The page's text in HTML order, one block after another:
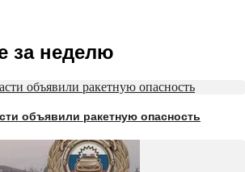
за неделю
объявили ракетную опасность